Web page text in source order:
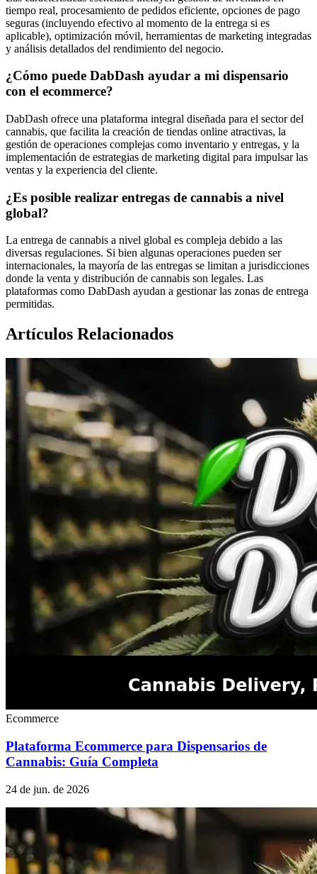
tiempo real, procesamiento de pedidos eficiente, opciones de pago
seguras (incluyendo efectivo al momento de la entrega si es
aplicable), optimización móvil, herramientas de marketing integradas
y análisis detallados del rendimiento del negocio.
¿Cómo puede DabDash ayudar a mi dispensario
con el ecommerce?
DabDash ofrece una plataforma integral diseñada para el sector del
cannabis, que facilita la creación de tiendas online atractivas, la
gestión de operaciones complejas como inventario y entregas, y la
implementación de estrategias de marketing digital para impulsar las
ventas y la experiencia del cliente.
¿Es posible realizar entregas de cannabis a nivel
global?
La entrega de cannabis a nivel global es compleja debido a las
diversas regulaciones. Si bien algunas operaciones pueden ser
internacionales, la mayoría de las entregas se limitan a jurisdicciones
donde la venta y distribución de cannabis son legales. Las
plataformas como DabDash ayudan a gestionar las zonas de entrega
permitidas.
Artículos Relacionados
Ecommerce
Plataforma Ecommerce para Dispensarios de
Cannabis: Guía Completa
24 de jun. de 2026